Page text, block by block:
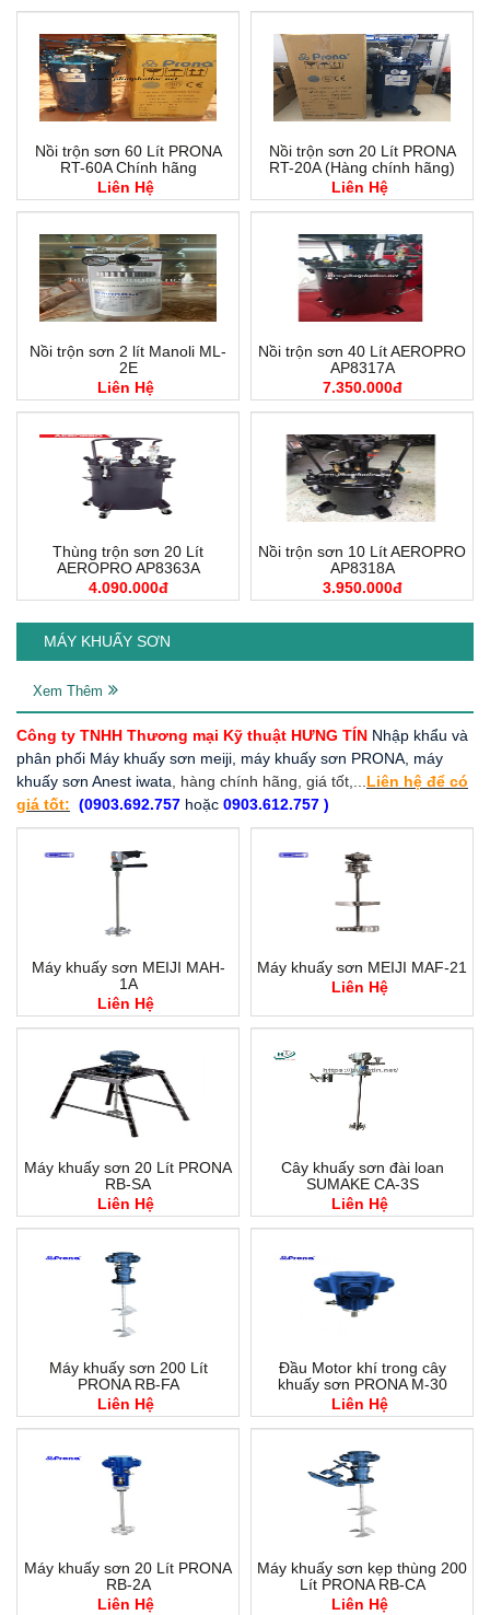
Nồi trộn sơn 60 Lít PRONA
RT-60A Chính hãng
Liên Hệ
Nồi trộn sơn 20 Lít PRONA
RT-20A (Hàng chính hãng)
Liên Hệ
Nồi trộn sơn 2 lít Manoli ML-
2E
Liên Hệ
Nồi trộn sơn 40 Lít AEROPRO
AP8317A
7.350.000đ
Thùng trộn sơn 20 Lít
AEROPRO AP8363A
4.090.000đ
Nồi trộn sơn 10 Lít AEROPRO
AP8318A
3.950.000đ
MÁY KHUẤY SƠN
Xem Thêm
Công ty TNHH Thương mại Kỹ thuật HƯNG TÍN Nhập khẩu và
phân phối Máy khuấy sơn meiji, máy khuấy sơn PRONA, máy
khuấy sơn Anest iwata , hàng chính hãng, giá tốt,... Liên hệ để có
giá tốt: (0903.692.757 hoặc 0903.612.757 )
Máy khuấy sơn MEIJI MAH-
1A
Liên Hệ
Máy khuấy sơn MEIJI MAF-21
Liên Hệ
Máy khuấy sơn 20 Lít PRONA
RB-SA
Liên Hệ
Cây khuấy sơn đài loan
SUMAKE CA-3S
Liên Hệ
Máy khuấy sơn 200 Lít
PRONA RB-FA
Liên Hệ
Đầu Motor khí trong cây
khuấy sơn PRONA M-30
Liên Hệ
Máy khuấy sơn 20 Lít PRONA
RB-2A
Liên Hệ
Máy khuấy sơn kẹp thùng 200
Lít PRONA RB-CA
Liên Hệ